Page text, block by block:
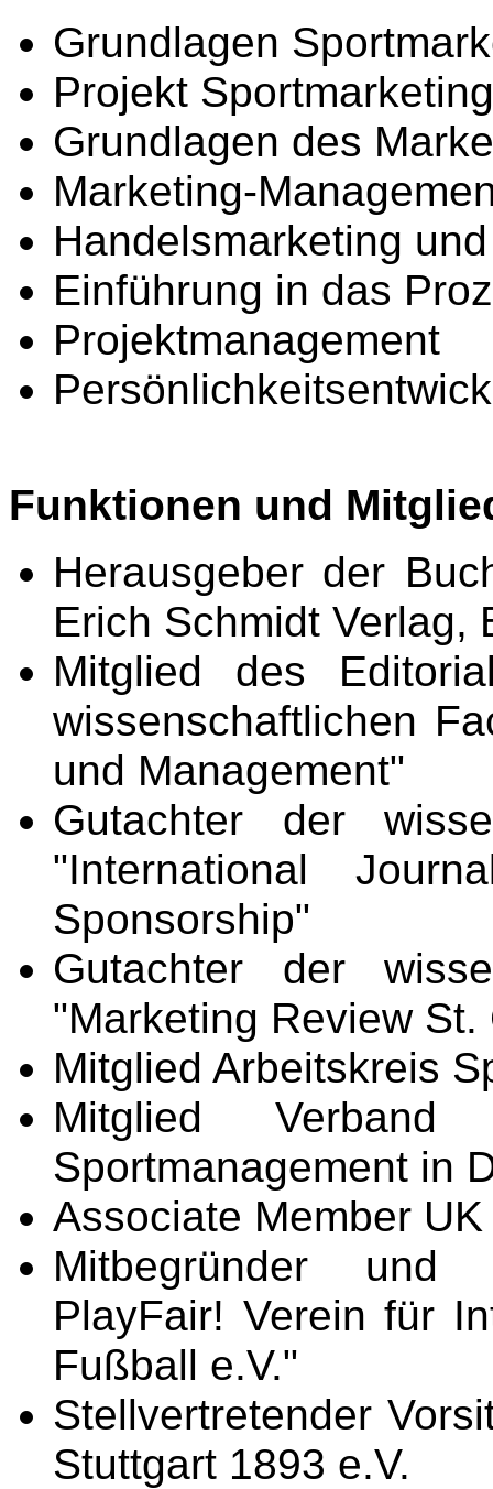
Grundlagen
Projekt Sportmarketing
Grundlagen des
Marketing-
Handelsmarketing
Einführung in das
Projektmanagement
Funktionen und
Herausgeber der
Erich Schmidt Verlag,
Mitglied des
wissenschaftlichen
und Management"
Gutachter der
"International
Sponsorship"
Gutachter der
"Marketing Review St.
Mitglied Arbeitskreis
Mitglied
Sportmanagement in
Associate Member
Mitbegründer und
PlayFair! Verein für
Fußball e.V."
Stellvertretender
Stuttgart 1893 e.V.